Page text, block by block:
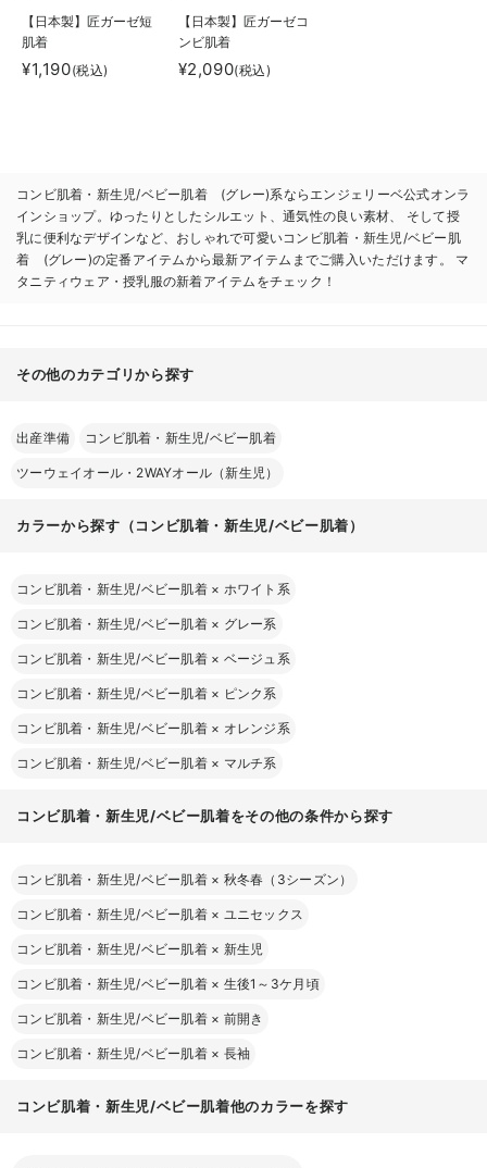
【日本製】匠ガーゼ短
肌着
¥1,190(税込)
【日本製】匠ガーゼコ
ンビ肌着
¥2,090(税込)
コンビ肌着・新生児/ベビー肌着 (グレー)系ならエンジェリーベ公式オンラ
インショップ。ゆったりとしたシルエット、通気性の良い素材、 そして授
乳に便利なデザインなど、おしゃれで可愛いコンビ肌着・新生児/ベビー肌
着 (グレー)の定番アイテムから最新アイテムまでご購入いただけます。 マ
タニティウェア・授乳服の新着アイテムをチェック！
その他のカテゴリから探す
出産準備 コンビ肌着・新生児/ベビー肌着
ツーウェイオール・2WAYオール（新生児）
カラーから探す（コンビ肌着・新生児/ベビー肌着）
コンビ肌着・新生児/ベビー肌着 × ホワイト系
コンビ肌着・新生児/ベビー肌着 × グレー系
コンビ肌着・新生児/ベビー肌着 × ベージュ系
コンビ肌着・新生児/ベビー肌着 × ピンク系
コンビ肌着・新生児/ベビー肌着 × オレンジ系
コンビ肌着・新生児/ベビー肌着 × マルチ系
コンビ肌着・新生児/ベビー肌着をその他の条件から探す
コンビ肌着・新生児/ベビー肌着 × 秋冬春（3シーズン）
コンビ肌着・新生児/ベビー肌着 × ユニセックス
コンビ肌着・新生児/ベビー肌着 × 新生児
コンビ肌着・新生児/ベビー肌着 × 生後1～3ケ月頃
コンビ肌着・新生児/ベビー肌着 × 前開き
コンビ肌着・新生児/ベビー肌着 × 長袖
コンビ肌着・新生児/ベビー肌着他のカラーを探す